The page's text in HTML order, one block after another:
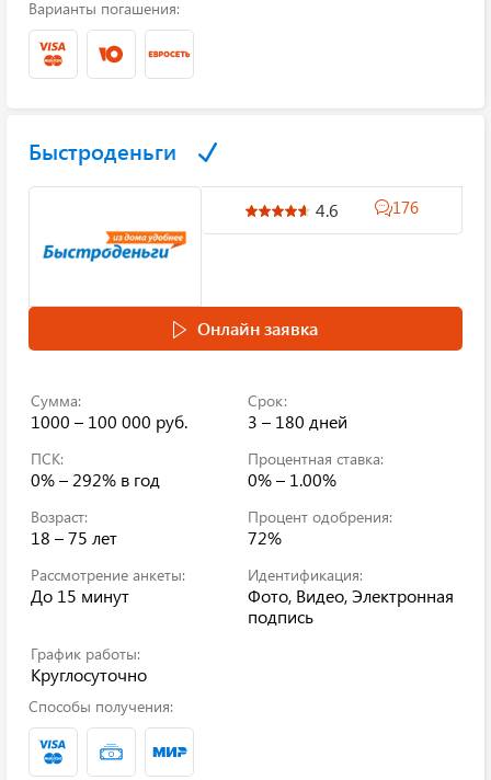
Варианты погашения:
Быстроденьги
4.6 176
Онлайн заявка
Сумма:
1000 – 100 000 руб.
Срок:
3 – 180 дней
ПСК:
0% – 292% в год
Процентная ставка:
0% – 1.00%
Возраст:
18 – 75 лет
Процент одобрения:
72%
Рассмотрение анкеты:
До 15 минут
Идентификация:
Фото, Видео, Электронная
подпись
График работы:
Круглосуточно
Способы получения: